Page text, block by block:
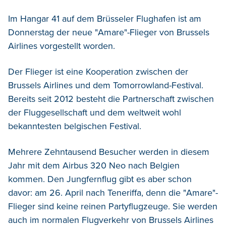
Im Hangar 41 auf dem Brüsseler Flughafen ist am
Donnerstag der neue "Amare"-Flieger von Brussels
Airlines vorgestellt worden.
Der Flieger ist eine Kooperation zwischen der
Brussels Airlines und dem Tomorrowland-Festival.
Bereits seit 2012 besteht die Partnerschaft zwischen
der Fluggesellschaft und dem weltweit wohl
bekanntesten belgischen Festival.
Mehrere Zehntausend Besucher werden in diesem
Jahr mit dem Airbus 320 Neo nach Belgien
kommen. Den Jungfernflug gibt es aber schon
davor: am 26. April nach Teneriffa, denn die "Amare"-
Flieger sind keine reinen Partyflugzeuge. Sie werden
auch im normalen Flugverkehr von Brussels Airlines